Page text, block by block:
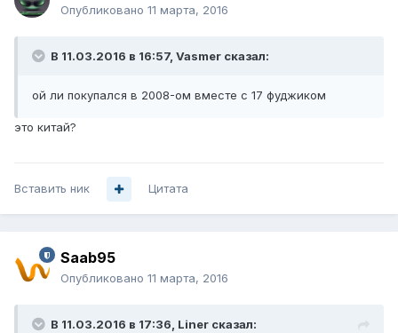
Опубликовано 11 марта, 2016
В 11.03.2016 в 16:57, Vasmer сказал:
ой ли покупался в 2008-ом вместе с 17 фуджиком
это китай?
Вставить ник Цитата
Saab95
Опубликовано 11 марта, 2016
В 11.03.2016 в 17:36, Liner сказал: